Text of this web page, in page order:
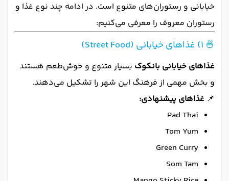
خیابانی و رستوران‌های متنوع است. در ادامه چند نوع غذا و
رستوران معروف را معرفی می‌کنیم:
🍜 1) غذاهای خیابانی (Street Food)
غذاهای خیابانی بانکوک بسیار متنوع و خوش‌طعم هستند
و بخش مهمی از فرهنگ این شهر را تشکیل می‌دهند.
📌 غذاهای پیشنهادی:
Pad Thai
Tom Yum
Green Curry
Som Tam